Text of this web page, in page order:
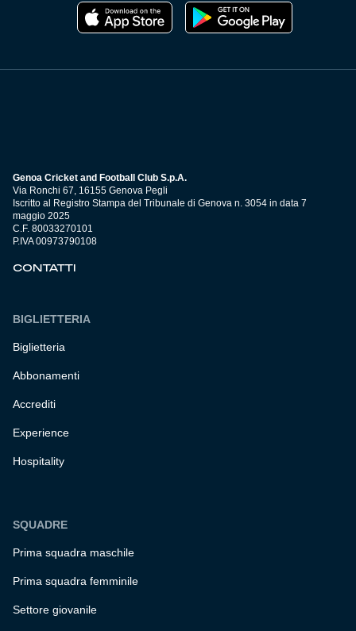
Genoa Cricket and Football Club S.p.A.
Via Ronchi 67, 16155 Genova Pegli
Iscritto al Registro Stampa del Tribunale di Genova n. 3054 in data 7
maggio 2025
C.F. 80033270101
P.IVA 00973790108
CONTATTI
BIGLIETTERIA
Biglietteria
Abbonamenti
Accrediti
Experience
Hospitality
SQUADRE
Prima squadra maschile
Prima squadra femminile
Settore giovanile